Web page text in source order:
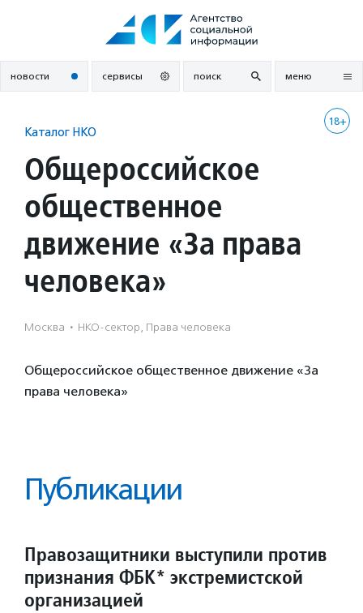
новости сервисы поиск меню
18+
Каталог НКО
Общероссийское
общественное
движение «За права
человека»
Москва · НКО-сектор, Права человека
Общероссийское общественное движение «За
права человека»
Публикации
Правозащитники выступили против
признания ФБК* экстремистской
организацией